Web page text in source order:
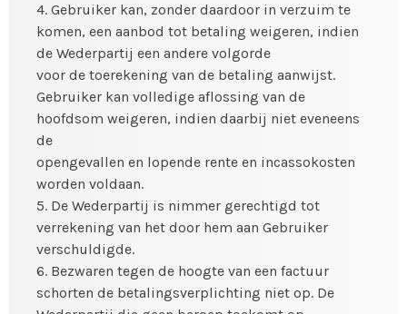
4. Gebruiker kan, zonder daardoor in verzuim te
komen, een aanbod tot betaling weigeren, indien
de Wederpartij een andere volgorde
voor de toerekening van de betaling aanwijst.
Gebruiker kan volledige aflossing van de
hoofdsom weigeren, indien daarbij niet eveneens
de
opengevallen en lopende rente en incassokosten
worden voldaan.
5. De Wederpartij is nimmer gerechtigd tot
verrekening van het door hem aan Gebruiker
verschuldigde.
6. Bezwaren tegen de hoogte van een factuur
schorten de betalingsverplichting niet op. De